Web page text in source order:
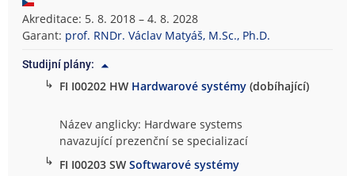
Akreditace: 5. 8. 2018 – 4. 8. 2028
Garant: prof. RNDr. Václav Matyáš, M.Sc., Ph.D.
Studijní plány:
↳ FI I00202 HW Hardwarové systémy (dobíhající)
Název anglicky: Hardware systems
navazující prezenční se specializací
↳ FI I00203 SWSoftwarové systémy